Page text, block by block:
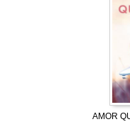
AMOR